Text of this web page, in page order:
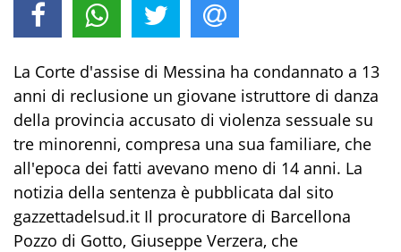
La Corte d'assise di Messina ha condannato a 13
anni di reclusione un giovane istruttore di danza
della provincia accusato di violenza sessuale su
tre minorenni, compresa una sua familiare, che
all'epoca dei fatti avevano meno di 14 anni. La
notizia della sentenza è pubblicata dal sito
gazzettadelsud.it Il procuratore di Barcellona
Pozzo di Gotto, Giuseppe Verzera, che